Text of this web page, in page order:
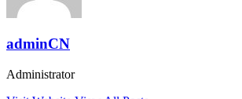
adminCN
Administrator